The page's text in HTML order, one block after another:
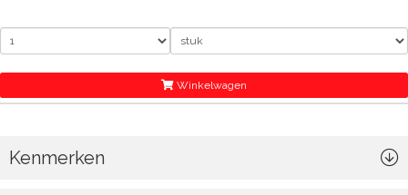
Winkelwagen
Kenmerken